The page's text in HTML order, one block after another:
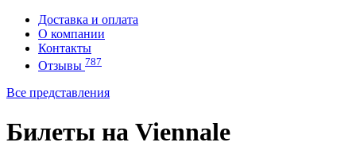
Доставка и оплата
О компании
Контакты
Отзывы 787
Все представления
Билеты на Viennale